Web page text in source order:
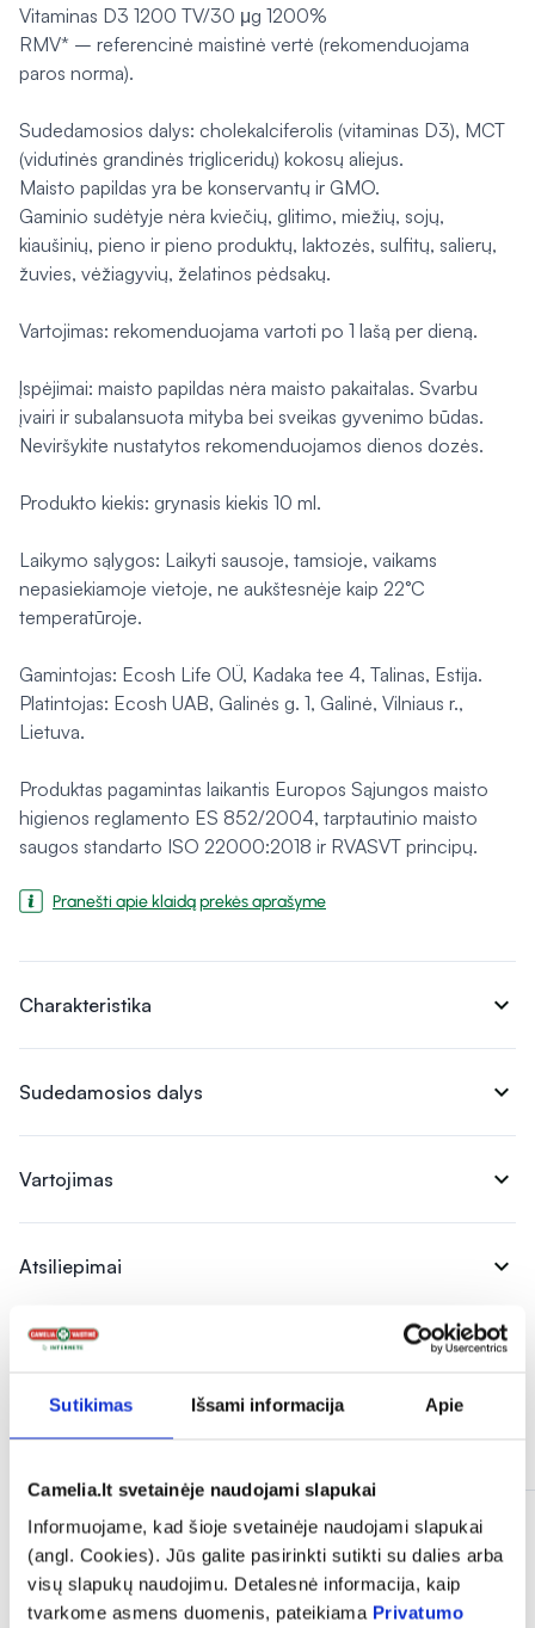
Sutikimas Išsami informacija Apie
Camelia.lt svetainėje naudojami slapukai
Informuojame, kad šioje svetainėje naudojami slapukai
(angl. Cookies). Jūs galite pasirinkti sutikti su dalies arba
visų slapukų naudojimu. Detalesnė informacija, kaip
tvarkome asmens duomenis, pateikiama Privatumo
Vitaminas D3 1200 TV/30 μg 1200%
RMV* – referencinė maistinė vertė (rekomenduojama
paros norma).
Sudedamosios dalys: cholekalciferolis (vitaminas D3), MCT
(vidutinės grandinės trigliceridų) kokosų aliejus.
Maisto papildas yra be konservantų ir GMO.
Gaminio sudėtyje nėra kviečių, glitimo, miežių, sojų,
kiaušinių, pieno ir pieno produktų, laktozės, sulfitų, salierų,
žuvies, vėžiagyvių, želatinos pėdsakų.
Vartojimas: rekomenduojama vartoti po 1 lašą per dieną.
Įspėjimai: maisto papildas nėra maisto pakaitalas. Svarbu
įvairi ir subalansuota mityba bei sveikas gyvenimo būdas.
Neviršykite nustatytos rekomenduojamos dienos dozės.
Produkto kiekis: grynasis kiekis 10 ml.
Laikymo sąlygos: Laikyti sausoje, tamsioje, vaikams
nepasiekiamoje vietoje, ne aukštesnėje kaip 22°C
temperatūroje.
Gamintojas: Ecosh Life OÜ, Kadaka tee 4, Talinas, Estija.
Platintojas: Ecosh UAB, Galinės g. 1, Galinė, Vilniaus r.,
Lietuva.
Produktas pagamintas laikantis Europos Sąjungos maisto
higienos reglamento ES 852/2004, tarptautinio maisto
saugos standarto ISO 22000:2018 ir RVASVT principų.
Pranešti apie klaidą prekės aprašyme
Charakteristika expand_more
Sudedamosios dalys expand_more
Vartojimas expand_more
Atsiliepimai expand_more